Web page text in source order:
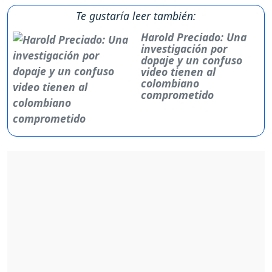
Te gustaría leer también:
Harold Preciado: Una
investigación por
dopaje y un confuso
video tienen al
colombiano
comprometido